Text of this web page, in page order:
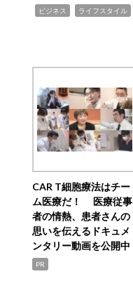
ビジネス ライフスタイル
CAR T細胞療法はチー
ム医療だ！ 医療従事
者の情熱、患者さんの
思いを伝えるドキュメ
ンタリー動画を公開中
PR